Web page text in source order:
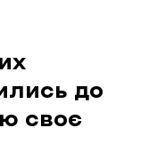
до
своє